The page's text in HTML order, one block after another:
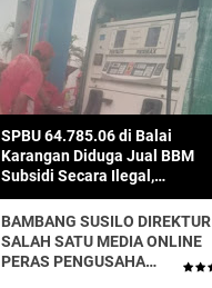
SPBU 64.785.06 di Balai
Karangan Diduga Jual BBM
Subsidi Secara Ilegal,
Masyarakat Dirugikan!
BAMBANG SUSILO DIREKTUR
SALAH SATU MEDIA ONLINE
PERAS PENGUSAHA